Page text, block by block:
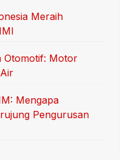
Meraih
Otomotif: Motor
Mengapa
Pengurusan